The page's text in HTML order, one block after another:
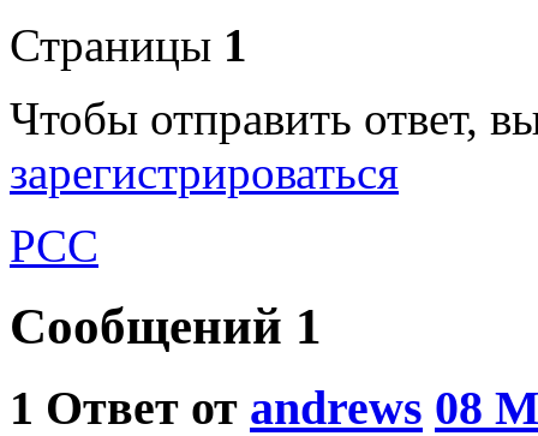
Страницы 1
Чтобы отправить ответ,
зарегистрироваться
РСС
Сообщений 1
1 Ответ от andrews 08